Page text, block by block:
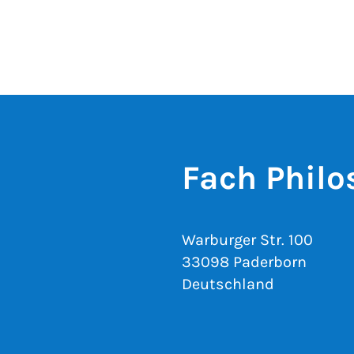
Fach
Warburger Str. 100
33098 Paderborn
Deutschland